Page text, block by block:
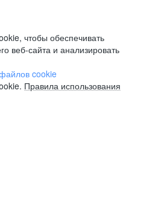
чтобы обеспечивать
веб-сайта и анализировать
cookie
Правила использования